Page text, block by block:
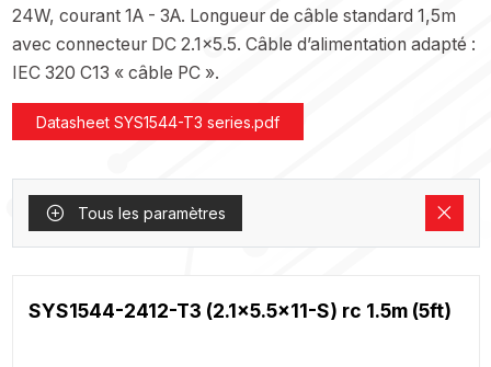
24W, courant 1A - 3A. Longueur de câble standard 1,5m
avec connecteur DC 2.1x5.5. Câble d’alimentation adapté :
IEC 320 C13 « câble PC ».
Datasheet SYS1544-T3 series.pdf
Tous les paramètres
SYS1544-2412-T3 (2.1x5.5x11-S) rc 1.5m (5ft)